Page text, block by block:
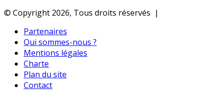
© Copyright 2026, Tous droits réservés |
Partenaires
Qui sommes-nous ?
Mentions légales
Charte
Plan du site
Contact